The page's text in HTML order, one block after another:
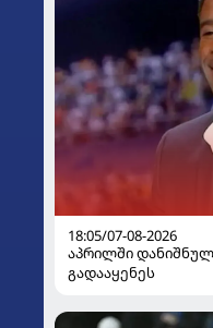
18:05/07-08-2026
აპრილში
გადააყენეს